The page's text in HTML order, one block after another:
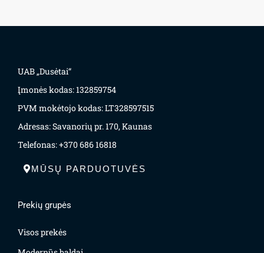
UAB „Dusėtai“
Įmonės kodas: 132859754
PVM mokėtojo kodas: LT328597515
Adresas: Savanorių pr. 170, Kaunas
Telefonas: +370 686 16818
MŪSŲ PARDUOTUVĖS
Prekių grupės
Visos prekės